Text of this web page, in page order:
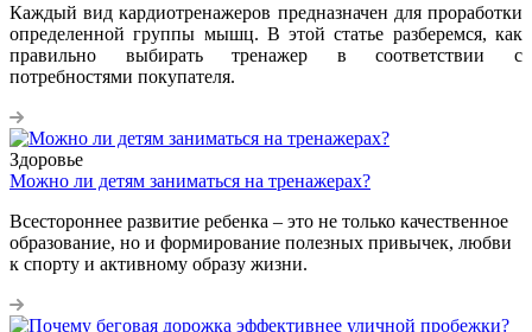
Каждый вид кардиотренажеров предназначен для проработки
определенной группы мышц. В этой статье разберемся, как
правильно выбирать тренажер в соответствии с
потребностями покупателя.
Здоровье
Можно ли детям заниматься на тренажерах?
Всестороннее развитие ребенка – это не только качественное
образование, но и формирование полезных привычек, любви
к спорту и активному образу жизни.